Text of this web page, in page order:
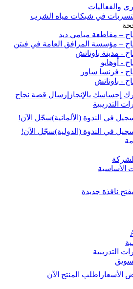
والفعاليات
في شبكات مياه الشرب
– مقاطعة ميامي ديد
– مؤسسة المرافق العامة في فيتن
- مدينة باوناتش
- أوهايو
- فرنسا ساور
- باوناتش
إحساسك بالإنجازإرسال قصة نجاح
التدريبية
في الندوة (الألمانية)سجّل الآن!
في الندوة (الدولية)سجّل الآن!
الأساسية
نافذة جديدة
التدريبية
اطلب المنتج الآن